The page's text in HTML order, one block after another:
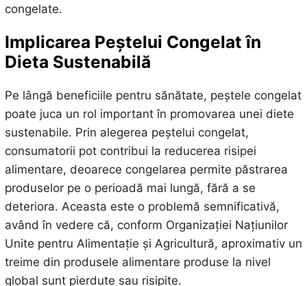
congelate.
Implicarea Peștelui Congelat în
Dieta Sustenabilă
Pe lângă beneficiile pentru sănătate, peștele congelat
poate juca un rol important în promovarea unei diete
sustenabile. Prin alegerea peștelui congelat,
consumatorii pot contribui la reducerea risipei
alimentare, deoarece congelarea permite păstrarea
produselor pe o perioadă mai lungă, fără a se
deteriora. Aceasta este o problemă semnificativă,
având în vedere că, conform Organizației Națiunilor
Unite pentru Alimentație și Agricultură, aproximativ un
treime din produsele alimentare produse la nivel
global sunt pierdute sau risipite.